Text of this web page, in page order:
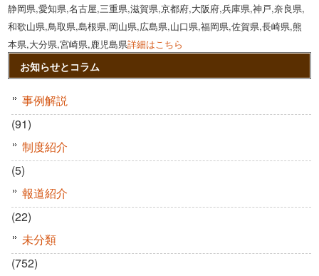
静岡県,愛知県,名古屋,三重県,滋賀県,京都府,大阪府,兵庫県,神戸,奈良県,
和歌山県,鳥取県,島根県,岡山県,広島県,山口県,福岡県,佐賀県,長崎県,熊
本県,大分県,宮崎県,鹿児島県詳細はこちら
お知らせとコラム
事例解説
(91)
制度紹介
(5)
報道紹介
(22)
未分類
(752)